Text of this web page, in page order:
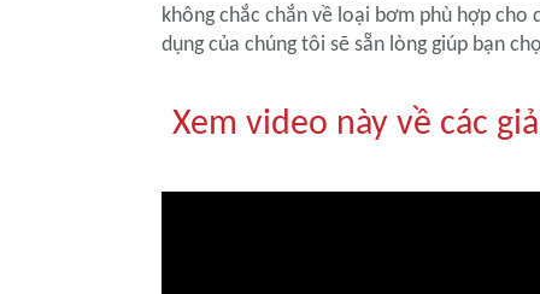
không chắc chắn về loại bơm phù hợp
dụng của chúng tôi sẽ sẵn lòng giúp bạn
Xem video này về các